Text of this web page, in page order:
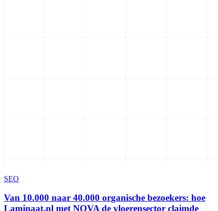
SEO
Van 10.000 naar 40.000 organische bezoekers: hoe
Laminaat.nl met NOVA de vloerensector claimde